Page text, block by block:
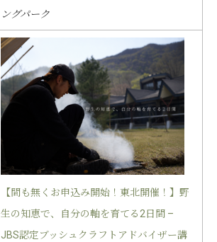
ングパーク
【間も無くお申込み開始！東北開催！】野
生の知恵で、自分の軸を育てる2日間 –
JBS認定ブッシュクラフトアドバイザー講